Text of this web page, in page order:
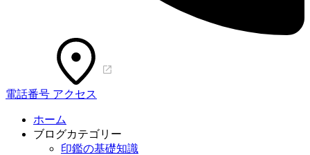
電話番号 アクセス
ホーム
ブログカテゴリー
印鑑の基礎知識